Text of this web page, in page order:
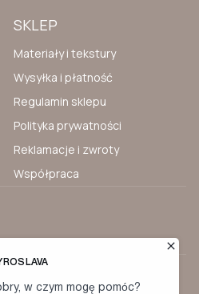
SKLEP
Materiały i tekstury
Wysyłka i płatność
Regulamin sklepu
Polityka prywatności
Reklamacje i zwroty
Współpraca